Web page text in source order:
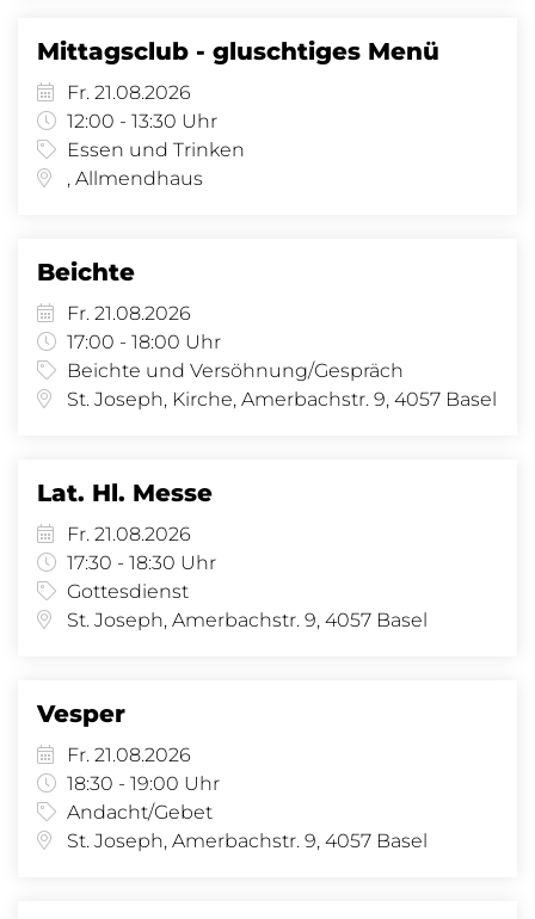
Mittagsclub - gluschtiges Menü
Fr. 21.08.2026
12:00 - 13:30 Uhr
Essen und Trinken
, Allmendhaus
Beichte
Fr. 21.08.2026
17:00 - 18:00 Uhr
Beichte und Versöhnung/Gespräch
St. Joseph, Kirche, Amerbachstr. 9, 4057 Basel
Lat. Hl. Messe
Fr. 21.08.2026
17:30 - 18:30 Uhr
Gottesdienst
St. Joseph, Amerbachstr. 9, 4057 Basel
Vesper
Fr. 21.08.2026
18:30 - 19:00 Uhr
Andacht/Gebet
St. Joseph, Amerbachstr. 9, 4057 Basel